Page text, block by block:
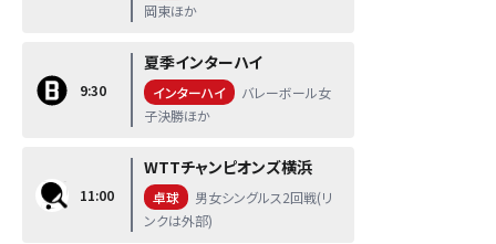
岡東ほか
9:30
夏季インターハイ
インターハイ
バレーボール女
子決勝ほか
11:00
WTTチャンピオンズ横浜
卓球
男女シングルス2回戦(リ
ンクは外部)